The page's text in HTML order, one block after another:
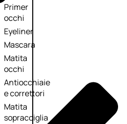
Primer
occhi
Eyeliner
Mascara
Matita
occhi
Antiocchiaie
e correttori
Matita
sopracciglia